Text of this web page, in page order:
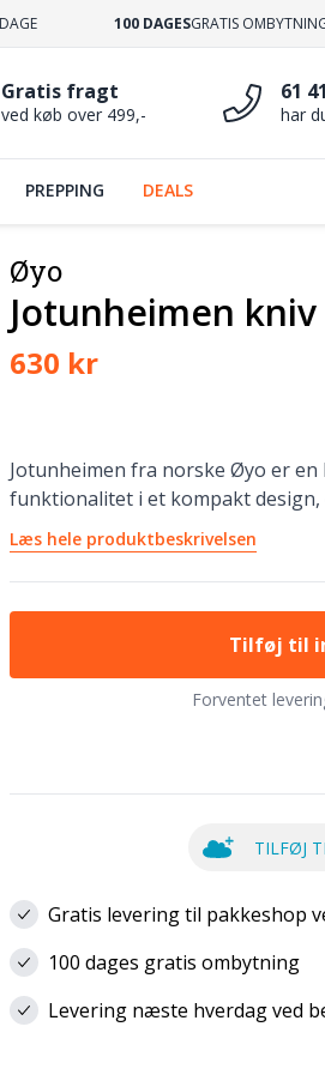
100 DAGESGRATIS
Gratis fragt
ved køb over 499,-
61
har
PREPPING DEALS
Øyo
Jotunheimen
630 kr
Jotunheimen fra norske Øyo er
funktionalitet i et kompakt
Læs hele produktbeskrivelsen
Tilføj til
Forventet
TILFØJ
Gratis levering til pakkeshop
100 dages gratis ombytning
Levering næste hverdag ved